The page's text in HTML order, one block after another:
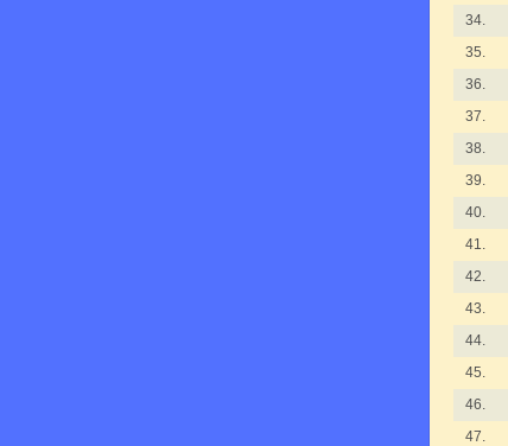
34.
35.
36.
37.
38.
39.
40.
41.
42.
43.
44.
45.
46.
47.